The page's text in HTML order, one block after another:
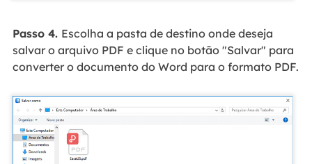
Passo 4. Escolha a pasta de destino onde deseja
salvar o arquivo PDF e clique no botão "Salvar" para
converter o documento do Word para o formato PDF.